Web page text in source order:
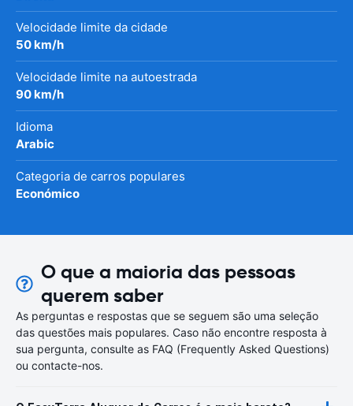
Velocidade limite da cidade
50 km/h
Velocidade limite na autoestrada
90 km/h
Idioma
Arabic
Categoria de carros populares
Económico
O que a maioria das pessoas
querem saber
As perguntas e respostas que se seguem são uma seleção
das questões mais populares. Caso não encontre resposta à
sua pergunta, consulte as FAQ (Frequently Asked Questions)
ou contacte-nos.